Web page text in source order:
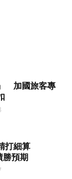
加國旅客專
打細算
預期